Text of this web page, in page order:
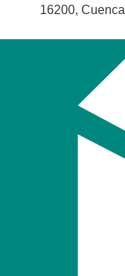
16200, Cuenca